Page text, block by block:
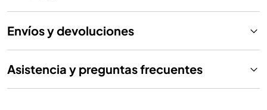
Envíos y devoluciones
Asistencia y preguntas frecuentes